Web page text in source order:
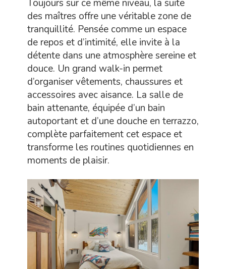
Toujours sur ce même niveau, la suite
des maîtres offre une véritable zone de
tranquillité. Pensée comme un espace
de repos et d’intimité, elle invite à la
détente dans une atmosphère sereine et
douce. Un grand walk-in permet
d’organiser vêtements, chaussures et
accessoires avec aisance. La salle de
bain attenante, équipée d’un bain
autoportant et d’une douche en terrazzo,
complète parfaitement cet espace et
transforme les routines quotidiennes en
moments de plaisir.